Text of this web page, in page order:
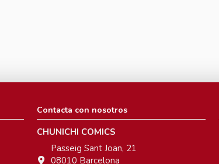
Contacta con nosotros
CHUNICHI COMICS
Passeig Sant Joan, 21
08010 Barcelona